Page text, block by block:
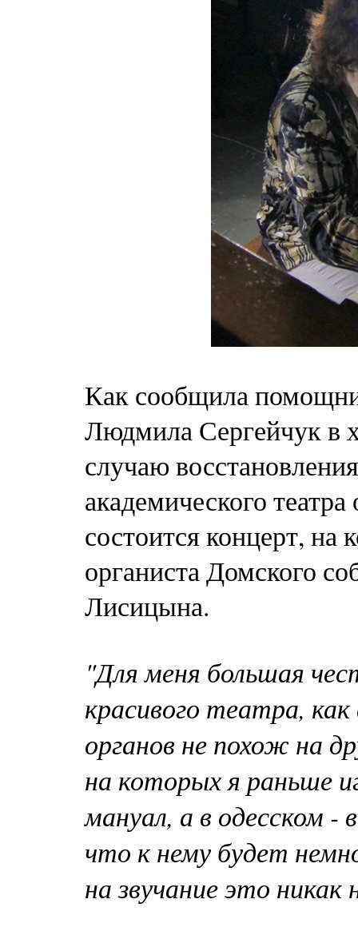
Как сообщила
Людмила Сергейчук в
случаю
академического
состоится концерт, на
органиста Домского
Лисицына.
"Для меня большая
красивого театра,
органов не похож на
на которых я раньше
мануал, а в одесском
что к нему будет
на звучание это никак